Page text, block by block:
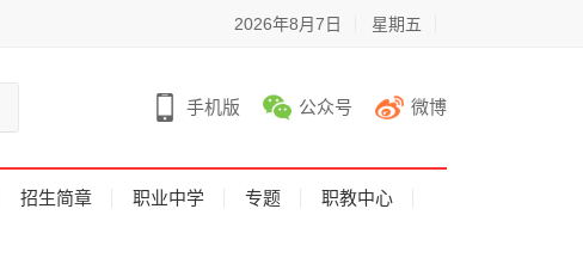
2026年8月7日 星期五
手机版 公众号 微博
招生简章 职业中学 专题 职教中心